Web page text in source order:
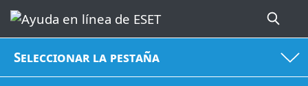
Seleccionar la pestaña